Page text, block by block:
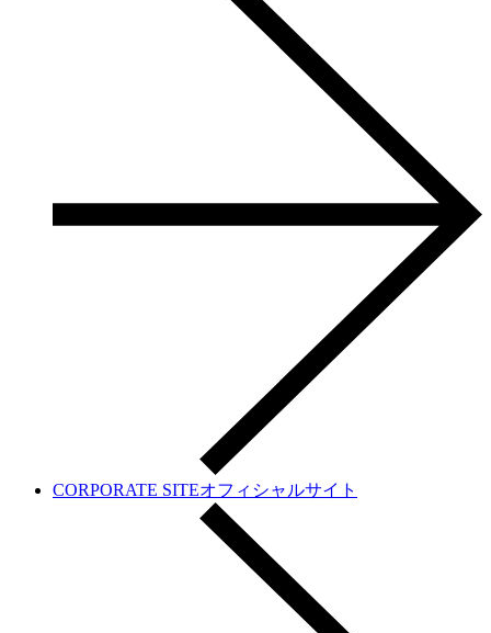
CORPORATE SITEオフィシャルサイト